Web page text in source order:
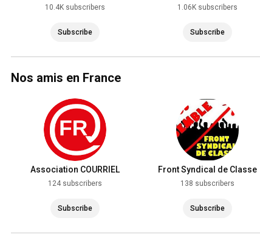
Communiste en France
10.4K subscribers
Subscribe
1.06K subscribers
Subscribe
Nos amis en France
Association COURRIEL
124 subscribers
Subscribe
Front Syndical de Classe
138 subscribers
Subscribe